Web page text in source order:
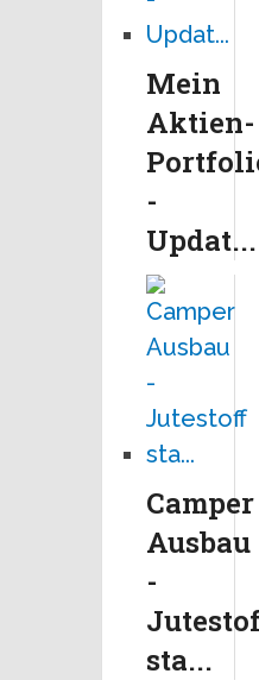
Mein
Aktien-
-
Updat...
Camper
Ausbau
-
sta...